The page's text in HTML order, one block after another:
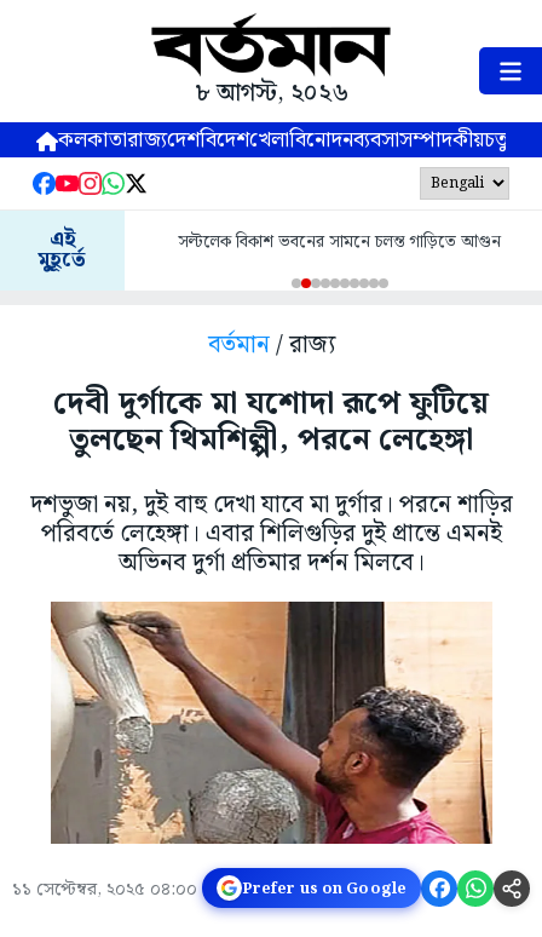
৮ আগস্ট, ২০২৬
কলকাতারাজ্যদেশবিদেশখেলাবিনোদনব্যবসাসম্পাদকীয়
এই
মুহূর্তে
সল্টলেক বিকাশ ভবনের সামনে চলন্ত গাড়িতে আগুন
বর্তমান/ রাজ্য
দেবী দুর্গাকে মা যশোদা রূপে ফুটিয়ে
তুলছেন থিমশিল্পী, পরনে লেহেঙ্গা
দশভুজা নয়, দুই বাহু দেখা যাবে মা দুর্গার। পরনে শাড়ির
পরিবর্তে লেহেঙ্গা। এবার শিলিগুড়ির দুই প্রান্তে এমনই
অভিনব দুর্গা প্রতিমার দর্শন মিলবে।
১১ সেপ্টেম্বর, ২০২৫ ০৪:০০ Prefer us on Google